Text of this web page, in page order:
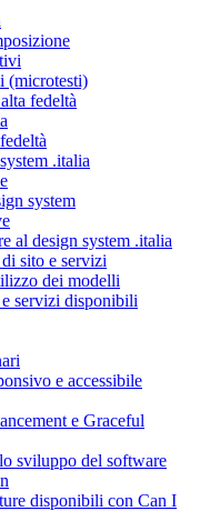
(microtesti)
fedeltà
.italia
system
al design system .italia
sito e servizi
dei modelli
servizi disponibili
e accessibile
e Graceful
sviluppo del software
disponibili con Can I